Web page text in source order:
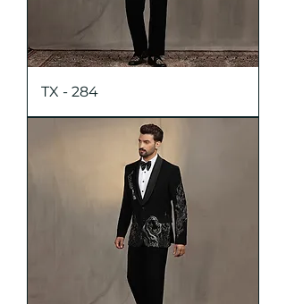
TX - 284